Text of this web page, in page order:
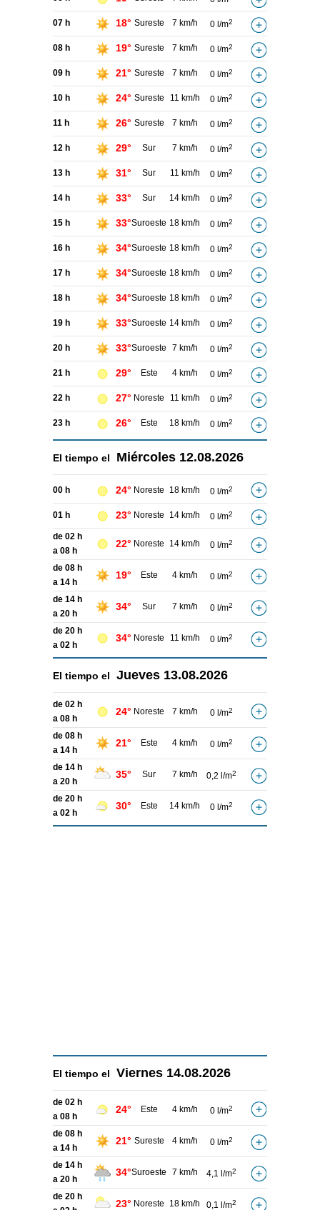
07 h 18° Sureste 7 km/h 0 l/m2
08 h 19° Sureste 7 km/h 0 l/m2
09 h 21° Sureste 7 km/h 0 l/m2
10 h 24° Sureste 11 km/h 0 l/m2
11 h 26° Sureste 7 km/h 0 l/m2
12 h 29° Sur 7 km/h 0 l/m2
13 h 31° Sur 11 km/h 0 l/m2
14 h 33° Sur 14 km/h 0 l/m2
15 h 33°Suroeste 18 km/h 0 l/m2
16 h 34°Suroeste 18 km/h 0 l/m2
17 h 34°Suroeste 18 km/h 0 l/m2
18 h 34°Suroeste 18 km/h 0 l/m2
19 h 33°Suroeste 14 km/h 0 l/m2
20 h 33°Suroeste 7 km/h 0 l/m2
21 h 29° Este 4 km/h 0 l/m2
22 h 27° Noreste 11 km/h 0 l/m2
23 h 26° Este 18 km/h 0 l/m2
El tiempo el Miércoles 12.08.2026
00 h 24° Noreste 18 km/h 0 l/m2
01 h 23° Noreste 14 km/h 0 l/m2
de 02 h
a 08 h
22° Noreste 14 km/h 0 l/m2
de 08 h
a 14 h
19° Este 4 km/h 0 l/m2
de 14 h
a 20 h
34° Sur 7 km/h 0 l/m2
de 20 h
a 02 h
34° Noreste 11 km/h 0 l/m2
El tiempo el Jueves 13.08.2026
de 02 h
a 08 h
24° Noreste 7 km/h 0 l/m2
de 08 h
a 14 h
21° Este 4 km/h 0 l/m2
de 14 h
a 20 h
35° Sur 7 km/h 0,2 l/m2
de 20 h
a 02 h
30° Este 14 km/h 0 l/m2
El tiempo el Viernes 14.08.2026
de 02 h
a 08 h
24° Este 4 km/h 0 l/m2
de 08 h
a 14 h
21° Sureste 4 km/h 0 l/m2
de 14 h
a 20 h
34°Suroeste 7 km/h 4,1 l/m2
de 20 h
23° Noreste 18 km/h 0,1 l/m2